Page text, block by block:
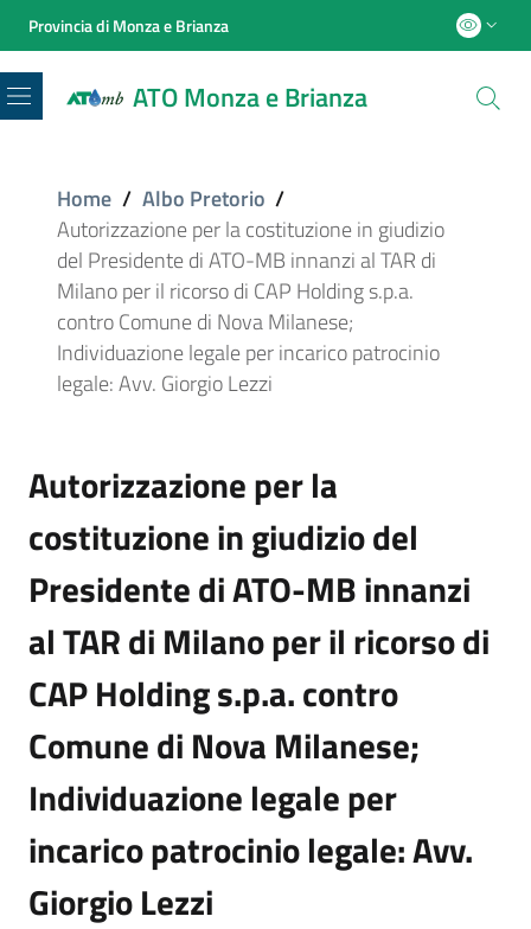
Provincia di Monza e Brianza
ATO Monza e Brianza
Menu
Home / Albo Pretorio /
Autorizzazione per la costituzione in giudizio
del Presidente di ATO-MB innanzi al TAR di
Milano per il ricorso di CAP Holding s.p.a.
contro Comune di Nova Milanese;
Individuazione legale per incarico patrocinio
legale: Avv. Giorgio Lezzi
Autorizzazione per la
costituzione in giudizio del
Presidente di ATO-MB innanzi
al TAR di Milano per il ricorso di
CAP Holding s.p.a. contro
Comune di Nova Milanese;
Individuazione legale per
incarico patrocinio legale: Avv.
Giorgio Lezzi